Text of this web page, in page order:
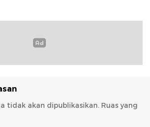
tidak akan dipublikasikan. Ruas yang